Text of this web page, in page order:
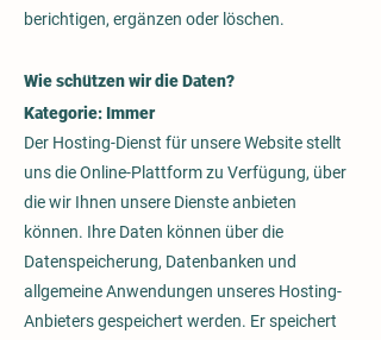
berichtigen, ergänzen oder löschen.
Wie schützen wir die Daten?
Kategorie: Immer
Der Hosting-Dienst für unsere Website stellt
uns die Online-Plattform zu Verfügung, über
die wir Ihnen unsere Dienste anbieten
können. Ihre Daten können über die
Datenspeicherung, Datenbanken und
allgemeine Anwendungen unseres Hosting-
Anbieters gespeichert werden. Er speichert